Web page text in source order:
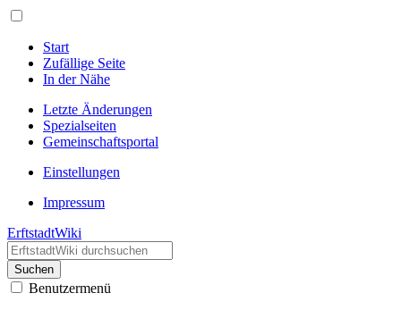
Start
Zufällige Seite
In der Nähe
Letzte Änderungen
Spezialseiten
Gemeinschafts­portal
Einstellungen
Impressum
ErftstadtWiki
Suchen
Benutzermenü